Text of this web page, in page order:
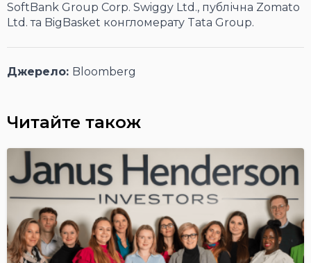
SoftBank Group Corp. Swiggy Ltd., публічна Zomato
Ltd. та BigBasket конгломерату Tata Group.
Джерело: Bloomberg
Читайте також